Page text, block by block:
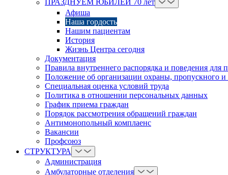
ПРАЗДНУЕМ ЮБИЛЕЙ 70 лет
Афиша
Наша гордость
Нашим пациентам
История
Жизнь Центра сегодня
Документация
Правила внутреннего распорядка и поведения для
Положение об организации охраны, пропускного
Cпециальная оценка условий труда
Политика в отношении персональных данных
График приема граждан
Порядок рассмотрения обращений граждан
Антимонопольный комплаенс
Вакансии
Профсоюз
СТРУКТУРА
Администрация
Амбулаторные отделения